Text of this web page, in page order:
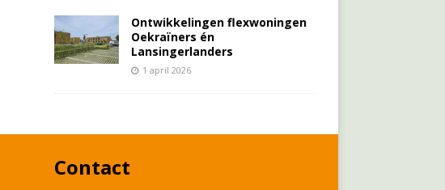
Ontwikkelingen flexwoningen
Oekraïners én
Lansingerlanders
1 april 2026
Contact